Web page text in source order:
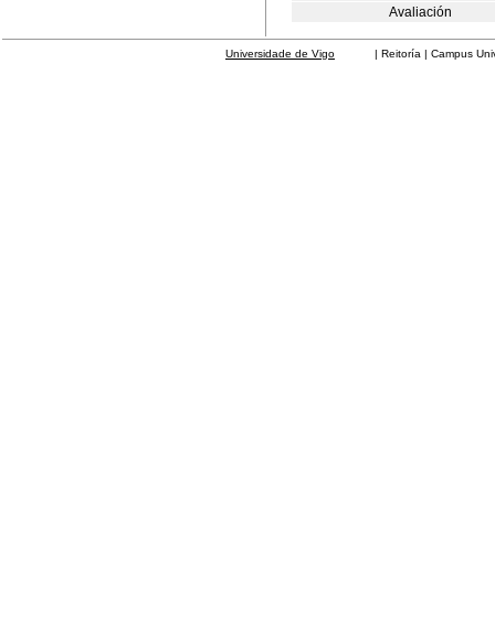
Avaliación
Universidade de Vigo | Reitoría | Campus